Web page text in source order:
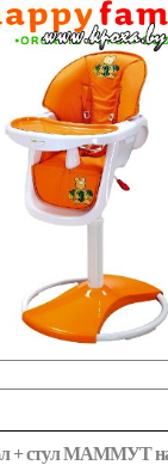
+ стул МАММУТ